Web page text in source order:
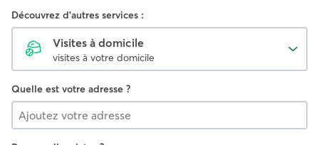
Découvrez d'autres services :
Visites à domicile
visites à votre domicile
Quelle est votre adresse ?